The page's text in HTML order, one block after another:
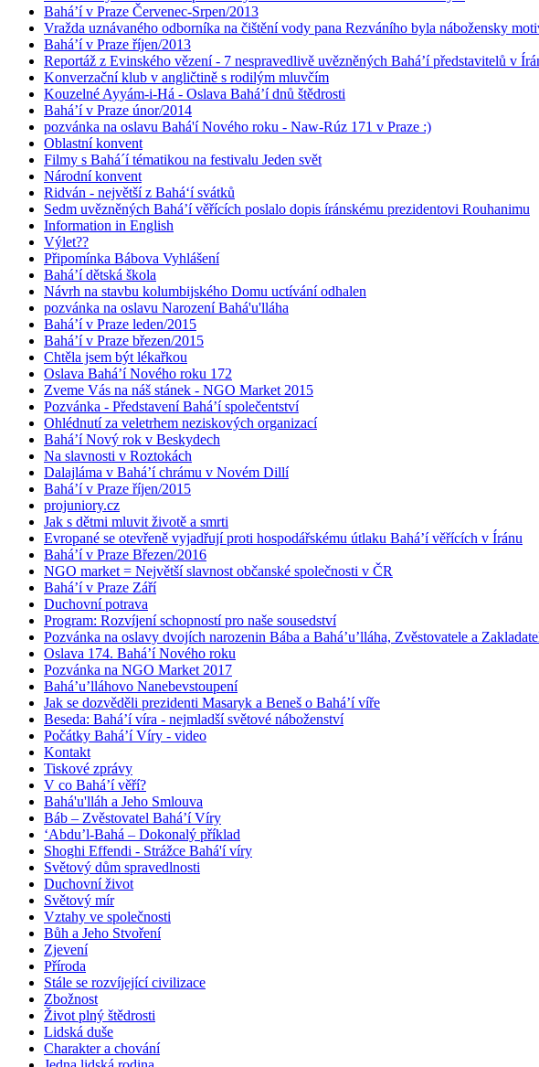
Bahá’í v Praze Červenec-Srpen/2013
Vražda uznávaného odborníka na čištění vody pana Rezváního byla nábožensky
Bahá’í v Praze říjen/2013
Reportáž z Evinského vězení - 7 nespravedlivě uvězněných Bahá’í představitelů v
Konverzační klub v angličtině s rodilým mluvčím
Kouzelné Ayyám-i-Há - Oslava Bahá’í dnů štědrosti
Bahá’í v Praze únor/2014
pozvánka na oslavu Bahá'í Nového roku - Naw-Rúz 171 v Praze :)
Oblastní konvent
Filmy s Bahá´í tématikou na festivalu Jeden svět
Národní konvent
Ridván - největší z Bahá‘í svátků
Sedm uvězněných Bahá’í věřících poslalo dopis íránskému prezidentovi Rouhanimu
Information in English
Výlet??
Připomínka Bábova Vyhlášení
Bahá’í dětská škola
Návrh na stavbu kolumbijského Domu uctívání odhalen
pozvánka na oslavu Narození Bahá'u'lláha
Bahá’í v Praze leden/2015
Bahá’í v Praze březen/2015
Chtěla jsem být lékařkou
Oslava Bahá’í Nového roku 172
Zveme Vás na náš stánek - NGO Market 2015
Pozvánka - Představení Bahá’í společentství
Ohlédnutí za veletrhem neziskových organizací
Bahá’í Nový rok v Beskydech
Na slavnosti v Roztokách
Dalajláma v Bahá’í chrámu v Novém Dillí
Bahá’í v Praze říjen/2015
projuniory.cz
Jak s dětmi mluvit životě a smrti
Evropané se otevřeně vyjadřují proti hospodářskému útlaku Bahá’í věřících v Íránu
Bahá’í v Praze Březen/2016
NGO market = Největší slavnost občanské společnosti v ČR
Bahá’í v Praze Září
Duchovní potrava
Program: Rozvíjení schopností pro naše sousedství
Pozvánka na oslavy dvojích narozenin Bába a Bahá’u’lláha, Zvěstovatele a
Oslava 174. Bahá’í Nového roku
Pozvánka na NGO Market 2017
Bahá’u’lláhovo Nanebevstoupení
Jak se dozvěděli prezidenti Masaryk a Beneš o Bahá’í víře
Beseda: Bahá’í víra - nejmladší světové náboženství
Počátky Bahá’í Víry - video
Kontakt
Tiskové zprávy
V co Bahá’í věří?
Bahá'u'lláh a Jeho Smlouva
Báb – Zvěstovatel Bahá’í Víry
‘Abdu’l-Bahá – Dokonalý příklad
Shoghi Effendi - Strážce Bahá'í víry
Světový dům spravedlnosti
Duchovní život
Světový mír
Vztahy ve společnosti
Bůh a Jeho Stvoření
Zjevení
Příroda
Stále se rozvíjející civilizace
Zbožnost
Život plný štědrosti
Lidská duše
Charakter a chování